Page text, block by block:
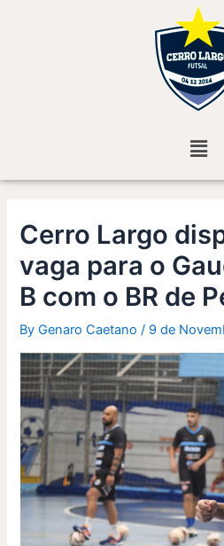
Menu
Cerro Largo
vaga para o
B com o BR de
ByGenaro Caetano/ 9 de